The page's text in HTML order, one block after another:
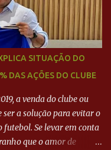
SITUAÇÃO DO
DAS AÇÕES DO CLUBE
a venda do clube ou
a solução para evitar o
Se levar em conta
que o amor de